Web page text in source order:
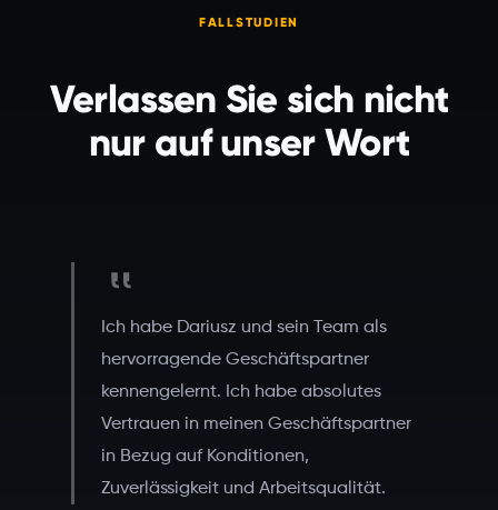
FALLSTUDIEN
Verlassen Sie sich nicht
nur auf unser Wort
Ich habe Dariusz und sein Team als
hervorragende Geschäftspartner
kennengelernt. Ich habe absolutes
Vertrauen in meinen Geschäftspartner
in Bezug auf Konditionen,
Zuverlässigkeit und Arbeitsqualität.